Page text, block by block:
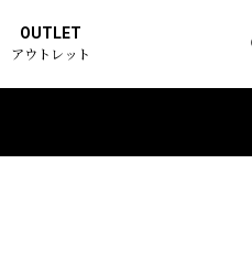
OUTLET
アウトレット